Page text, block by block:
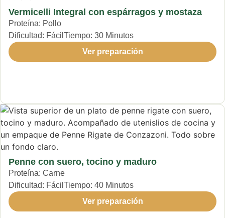
Vermicelli Integral con espárragos y mostaza
Proteína: Pollo
Dificultad: Fácil Tiempo: 30 Minutos
Ver preparación
Penne con suero, tocino y maduro
Proteína: Carne
Dificultad: Fácil Tiempo: 40 Minutos
Ver preparación